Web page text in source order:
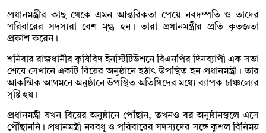
প্রধানমন্ত্রীর কাছ থেকে এমন আন্তরিকতা পেয়ে নবদম্পতি ও তাদের
পরিবারের সদস্যরা বেশ মুগ্ধ হন। তারা প্রধানমন্ত্রীর প্রতি কৃতজ্ঞতা
প্রকাশ করেন।
শনিবার রাজধানীর কৃষিবিদ ইনস্টিটিউশনে বিএনপির দিনব্যাপী এক সভা
শেষে সেখানে একটি বিয়ের অনুষ্ঠানে হঠাৎ উপস্থিত হন প্রধানমন্ত্রী। তার
আকস্মিক আগমনে অনুষ্ঠানে উপস্থিত অতিথিদের মধ্যে ব্যাপক চাঞ্চল্যের
সৃষ্টি হয়।
প্রধানমন্ত্রী যখন বিয়ের অনুষ্ঠানে পৌঁছান, তখনও বর অনুষ্ঠানস্থলে এসে
পৌঁছাননি। প্রধানমন্ত্রী নববধূ ও পরিবারের সদস্যদের সঙ্গে কুশল বিনিময়